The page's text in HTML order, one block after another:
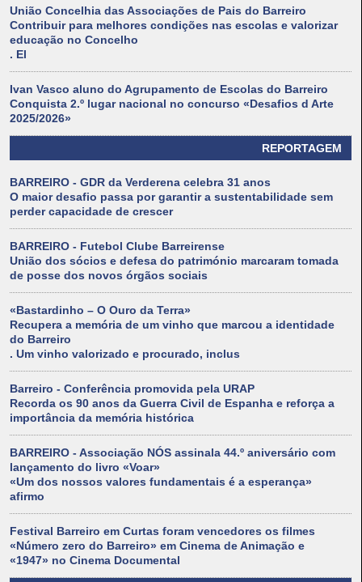
União Concelhia das Associações de Pais do Barreiro
Contribuir para melhores condições nas escolas e valorizar
educação no Concelho
. El
Ivan Vasco aluno do Agrupamento de Escolas do Barreiro
Conquista 2.º lugar nacional no concurso «Desafios d Arte
2025/2026»
REPORTAGEM
BARREIRO - GDR da Verderena celebra 31 anos
O maior desafio passa por garantir a sustentabilidade sem
perder capacidade de crescer
BARREIRO - Futebol Clube Barreirense
União dos sócios e defesa do património marcaram tomada
de posse dos novos órgãos sociais
«Bastardinho – O Ouro da Terra»
Recupera a memória de um vinho que marcou a identidade
do Barreiro
. Um vinho valorizado e procurado, inclus
Barreiro - Conferência promovida pela URAP
Recorda os 90 anos da Guerra Civil de Espanha e reforça a
importância da memória histórica
BARREIRO - Associação NÓS assinala 44.º aniversário com
lançamento do livro «Voar»
«Um dos nossos valores fundamentais é a esperança»
afirmo
Festival Barreiro em Curtas foram vencedores os filmes
«Número zero do Barreiro» em Cinema de Animação e
«1947» no Cinema Documental